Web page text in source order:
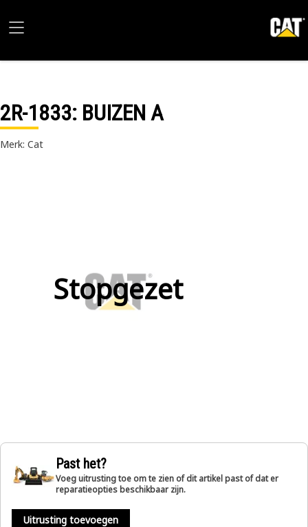
2R-1833: BUIZEN A
Merk: Cat
Stopgezet
Past het?
Voeg uitrusting toe om te zien of dit artikel past of dat er
reparatieopties beschikbaar zijn.
Uitrusting toevoegen